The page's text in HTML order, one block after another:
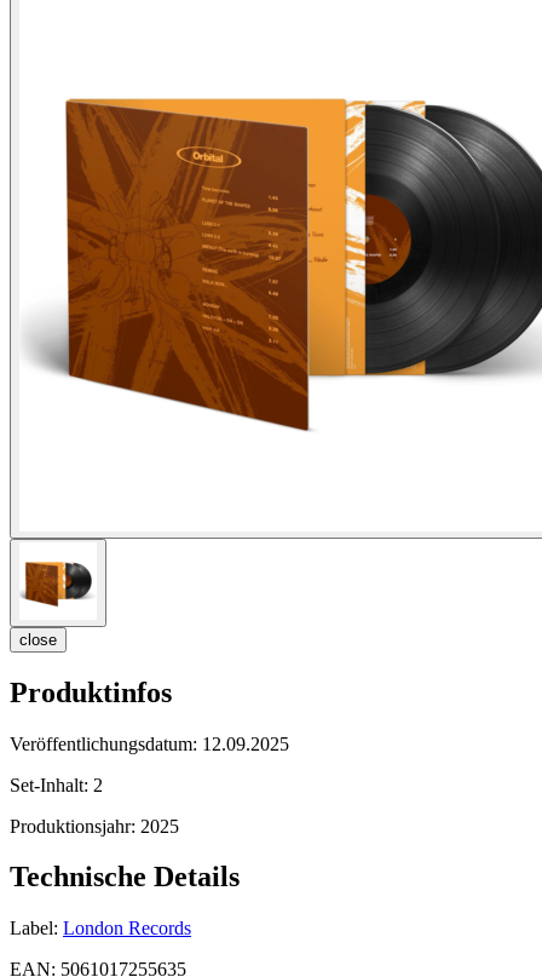
close
Produktinfos
Veröffentlichungsdatum: 12.09.2025
Set-Inhalt: 2
Produktionsjahr: 2025
Technische Details
Label: London Records
EAN: 5061017255635